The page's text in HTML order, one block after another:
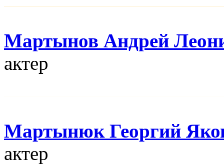
Мартынов Андрей
актер
Мартынюк Георгий
актер